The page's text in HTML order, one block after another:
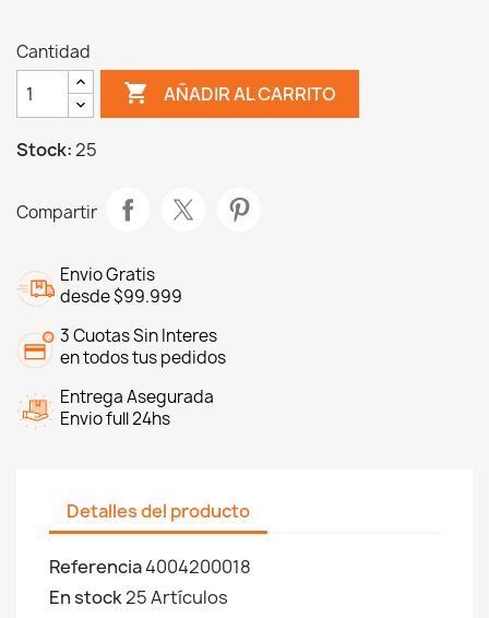
Cantidad
 AÑADIR AL CARRITO
Stock:25
Compartir
Envio Gratis
desde $99.999
3 Cuotas Sin Interes
en todos tus pedidos
Entrega Asegurada
Envio full 24hs
Detalles del producto
Referencia4004200018
En stock25 Artículos